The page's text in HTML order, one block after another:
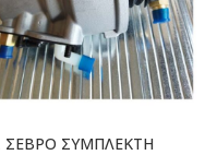
ΣΥΜΠΛΕΚΤΗ